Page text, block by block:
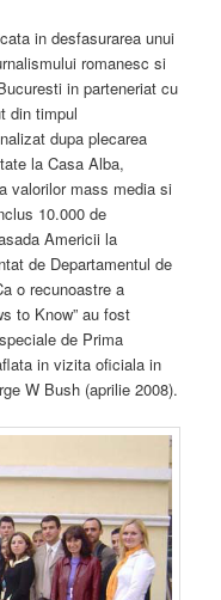
in desfasurarea unui
romanesc si
in parteneriat cu
din timpul
dupa plecarea
la Casa Alba,
valorilor mass media si
10.000 de
Americii la
de Departamentul de
o recunoastre a
to Know” au fost
de Prima
in vizita oficiala in
W Bush (aprilie 2008).